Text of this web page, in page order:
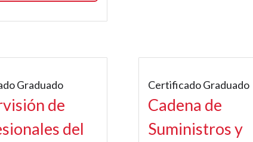
Graduado
de
del
Certificado Graduado
Cadena de
Suministros y